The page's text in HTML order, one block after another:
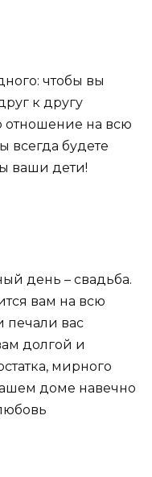
чтобы вы
к другу
отношение на всю
всегда будете
ваши дети!
день – свадьба.
вам на всю
печали вас
долгой и
мирного
доме навечно